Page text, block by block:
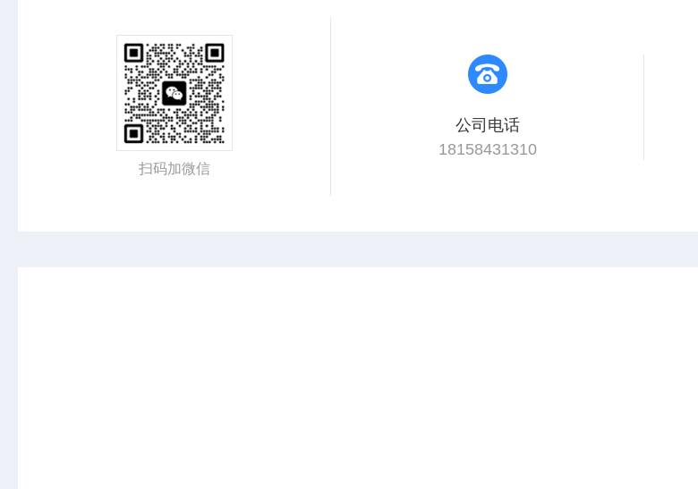
扫码加微信
公司电话
18158431310